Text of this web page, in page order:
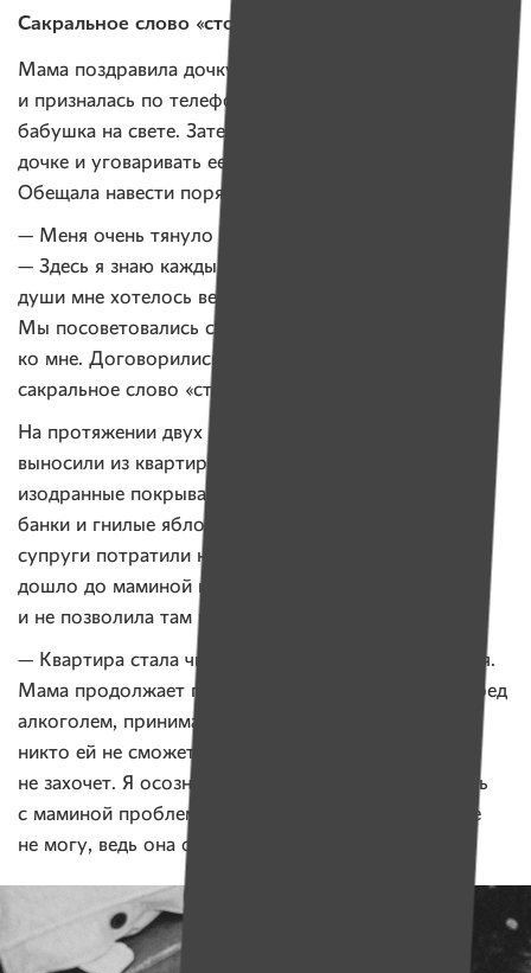
Сакральное слово «стоп»
Мама поздравила дочку с рождением малыша
и призналась по телефону, что она самая счастливая
бабушка на свете. Затем начала периодически звонить
дочке и уговаривать ее с семьей вернуться домой.
Обещала навести порядок и бросить пить.
— Меня очень тянуло домой, — признается Светлана.
— Здесь я знаю каждый кустик. И где-то в глубине
души мне хотелось верить маминым обещаниям.
Мы посоветовались с мужем и вернулись жить
ко мне. Договорились, если кто-то из нас скажет
сакральное слово «стоп», то тут же съедем.
На протяжении двух месяцев Светлана с мужем
выносили из квартиры старую мебель, доски,
изодранные покрывала и одеяла, вонючую одежду,
банки и гнилые яблоки. Накопленные сбережения
супруги потратили на ремонт. Правда, когда дело
дошло до маминой комнаты, та встала горой
и не позволила там ничего менять.
— Квартира стала чистой, в ней приятно находиться.
Мама продолжает пить. Я признаю ее бессилие перед
алкоголем, принимаю ее болезнь и понимаю, что
никто ей не сможет помочь, пока она сама этого
не захочет. Я осознаю, что ничего не могу поделать
с маминой проблемой, но и оставить ее одну тоже
не могу, ведь она остается моей мамой.